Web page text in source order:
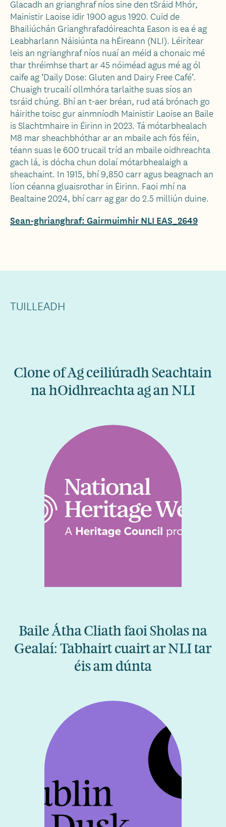
Glacadh an grianghraf níos sine den tSráid Mhór,
Mainistir Laoise idir 1900 agus 1920. Cuid de
Bhailiúchán Grianghrafadóireachta Eason is ea é ag
Leabharlann Náisiúnta na hÉireann (NLI). Léirítear
leis an ngrianghraf níos nuaí an méid a chonaic mé
thar thréimhse thart ar 45 nóiméad agus mé ag ól
caife ag ‘Daily Dose: Gluten and Dairy Free Café’.
Chuaigh trucailí ollmhóra tarlaithe suas síos an
tsráid chúng. Bhí an t-aer bréan, rud atá brónach go
háirithe toisc gur ainmníodh Mainistir Laoise an Baile
is Slachtmhaire in Éirinn in 2023. Tá mótarbhealach
M8 mar sheachbhóthar ar an mbaile ach fós féin,
téann suas le 600 trucail tríd an mbaile oidhreachta
gach lá, is dócha chun dolaí mótarbhealaigh a
sheachaint. In 1915, bhí 9,850 carr agus beagnach an
líon céanna gluaisrothar in Éirinn. Faoi mhí na
Bealtaine 2024, bhí carr ag gar do 2.5 milliún duine.
Sean-ghrianghraf: Gairmuimhir NLI EAS_2649
TUILLEADH
Clone of Ag ceiliúradh Seachtain
na hOidhreachta ag an NLI
Baile Átha Cliath faoi Sholas na
Gealaí: Tabhairt cuairt ar NLI tar
éis am dúnta